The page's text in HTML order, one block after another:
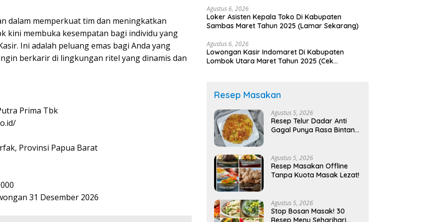
dalam memperkuat tim dan meningkatkan
kini membuka kesempatan bagi individu yang
Ini adalah peluang emas bagi Anda yang
berkarir di lingkungan ritel yang dinamis dan
Prima Tbk
Provinsi Papua Barat
31 Desember 2026
Agustus 6, 2026
Loker Asisten Kepala Toko Di Kabupaten
Sambas Maret Tahun 2025 (Lamar Sekarang)
Agustus 6, 2026
Lowongan Kasir Indomaret Di Kabupaten
Lombok Utara Maret Tahun 2025 (Cek
Resep Masakan
Agustus 5, 2026
Resep Telur Dadar Anti
Gagal Punya Rasa Bintang
Agustus 5, 2026
Resep Masakan Offline
Tanpa Kuota Masak Lezat!
Agustus 5, 2026
Stop Bosan Masak! 30
Resep Menu Seharihari